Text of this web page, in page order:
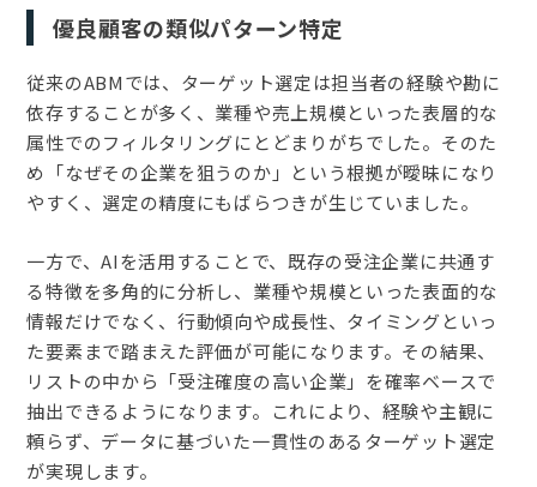
優良顧客の類似パターン特定
従来のABMでは、ターゲット選定は担当者の経験や勘に
依存することが多く、業種や売上規模といった表層的な
属性でのフィルタリングにとどまりがちでした。そのた
め「なぜその企業を狙うのか」という根拠が曖昧になり
やすく、選定の精度にもばらつきが生じていました。
一方で、AIを活用することで、既存の受注企業に共通す
る特徴を多角的に分析し、業種や規模といった表面的な
情報だけでなく、行動傾向や成長性、タイミングといっ
た要素まで踏まえた評価が可能になります。その結果、
リストの中から「受注確度の高い企業」を確率ベースで
抽出できるようになります。これにより、経験や主観に
頼らず、データに基づいた一貫性のあるターゲット選定
が実現します。